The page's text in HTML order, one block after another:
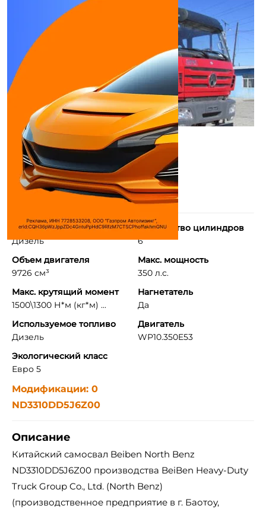
Тип двигателя
Дизель
Количество цилиндров
6
Объем двигателя
9726 см³
Макс. мощность
350 л.с.
Макс. крутящий момент
1500\1300 Н*м (кг*м) ...
Нагнетатель
Да
Используемое топливо
Дизель
Двигатель
WP10.350E53
Экологический класс
Евро 5
Модификации: 0
ND3310DD5J6Z00
Описание
Китайский самосвал Beiben North Benz
ND3310DD5J6Z00 производства BeiBen Heavy-Duty
Truck Group Co., Ltd. (North Benz)
(производственное предприятие в г. Баотоу,